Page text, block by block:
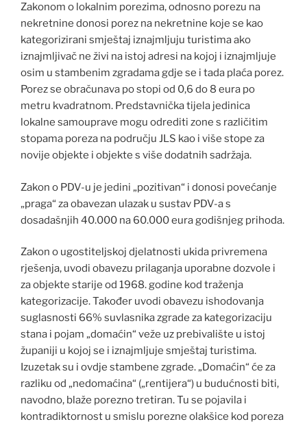
Zakonom o lokalnim porezima, odnosno porezu na
nekretnine donosi porez na nekretnine koje se kao
kategorizirani smještaj iznajmljuju turistima ako
iznajmljivač ne živi na istoj adresi na kojoj i iznajmljuje
osim u stambenim zgradama gdje se i tada plaća porez.
Porez se obračunava po stopi od 0,6 do 8 eura po
metru kvadratnom. Predstavnička tijela jedinica
lokalne samouprave mogu odrediti zone s različitim
stopama poreza na području JLS kao i više stope za
novije objekte i objekte s više dodatnih sadržaja.
Zakon o PDV-u je jedini „pozitivan“ i donosi povećanje
„praga“ za obavezan ulazak u sustav PDV-a s
dosadašnjih 40.000 na 60.000 eura godišnjeg prihoda.
Zakon o ugostiteljskoj djelatnosti ukida privremena
rješenja, uvodi obavezu prilaganja uporabne dozvole i
za objekte starije od 1968. godine kod traženja
kategorizacije. Također uvodi obavezu ishodovanja
suglasnosti 66% suvlasnika zgrade za kategorizaciju
stana i pojam „domaćin“ veže uz prebivalište u istoj
županiji u kojoj se i iznajmljuje smještaj turistima.
Izuzetak su i ovdje stambene zgrade. „Domaćin“ će za
razliku od „nedomaćina“ („rentijera“) u budućnosti biti,
navodno, blaže porezno tretiran. Tu se pojavila i
kontradiktornost u smislu porezne olakšice kod poreza